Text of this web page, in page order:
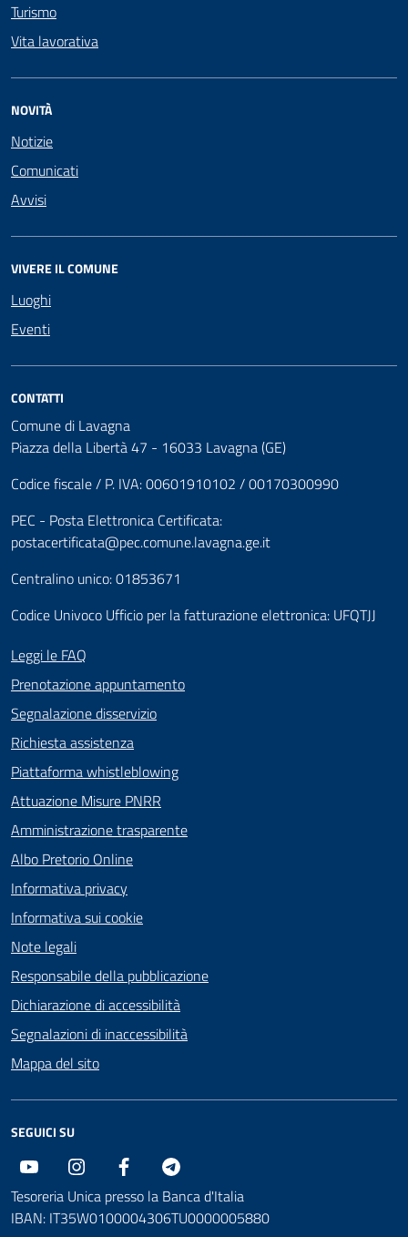
Turismo
Vita lavorativa
NOVITÀ
Notizie
Comunicati
Avvisi
VIVERE IL COMUNE
Luoghi
Eventi
CONTATTI
Comune di Lavagna
Piazza della Libertà 47 - 16033 Lavagna (GE)
Codice fiscale / P. IVA: 00601910102 / 00170300990
PEC - Posta Elettronica Certificata:
postacertificata@pec.comune.lavagna.ge.it
Centralino unico: 01853671
Codice Univoco Ufficio per la fatturazione elettronica: UFQTJJ
Leggi le FAQ
Prenotazione appuntamento
Segnalazione disservizio
Richiesta assistenza
Piattaforma whistleblowing
Attuazione Misure PNRR
Amministrazione trasparente
Albo Pretorio Online
Informativa privacy
Informativa sui cookie
Note legali
Responsabile della pubblicazione
Dichiarazione di accessibilità
Segnalazioni di inaccessibilità
Mappa del sito
SEGUICI SU
Youtube Instagram Facebook
Tesoreria Unica presso la Banca d'Italia
IBAN: IT35W0100004306TU0000005880